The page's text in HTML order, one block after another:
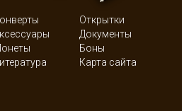
Открытки
Документы
Боны
Карта сайта